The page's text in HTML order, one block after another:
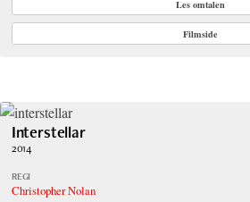
Les omtalen
Filmside
Interstellar
2014
REGI
Christopher Nolan